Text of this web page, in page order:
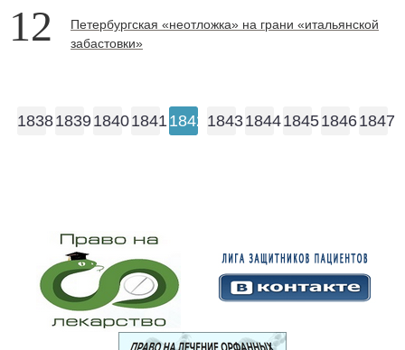
12
Петербургская «неотложка» на грани «итальянской
забастовки»
1838183918401841 1842 18431844184518461847